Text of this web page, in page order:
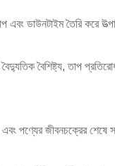
এবং ডাউনটাইম তৈরি করে
বৈশিষ্ট্য, তাপ
পণ্যের জীবনচক্রের শেষে